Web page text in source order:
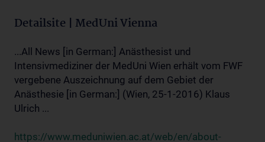
Detailsite | MedUni Vienna
...All News [in German:] Anästhesist und
Intensivmediziner der MedUni Wien erhält vom FWF
vergebene Auszeichnung auf dem Gebiet der
Anästhesie [in German:] (Wien, 25-1-2016) Klaus
Ulrich ...
https://www.meduniwien.ac.at/web/en/about-